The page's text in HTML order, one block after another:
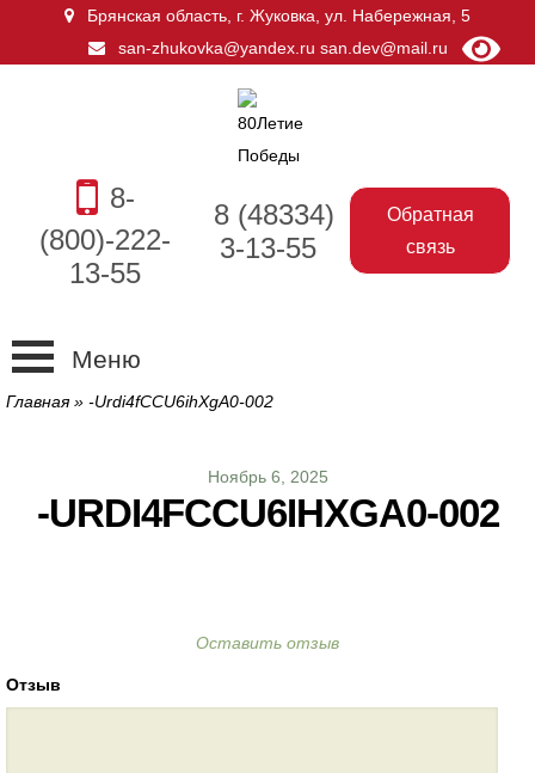
Брянская область, г. Жуковка ул. Набережная, 5
san-zhukovka@yandex.ru san.dev@mail.ru
8-
(800)-222-
13-55
8 (48334)
3-13-55
Обратная
связь
Меню
Главная » -Urdi4fCCU6ihXgA0-002
Ноябрь 6, 2025
-URDI4FCCU6IHXGA0-002
Оставить отзыв
Отзыв